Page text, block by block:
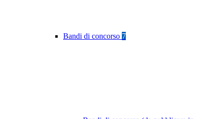
Bandi di concorso 7